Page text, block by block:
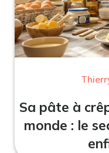
Sa pâte à
monde : le